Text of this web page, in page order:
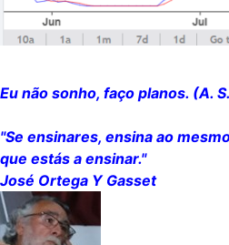
Eu não sonho, faço planos. (A.
"Se ensinares, ensina ao
que estás a ensinar."
José Ortega Y Gasset